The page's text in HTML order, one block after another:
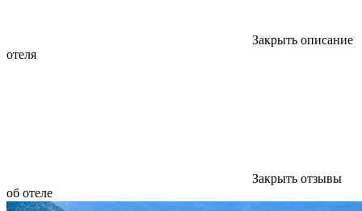
Закрыть описание
отеля
Закрыть отзывы
об отеле